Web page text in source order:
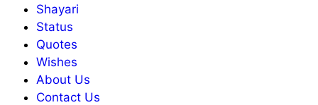
Shayari
Status
Quotes
Wishes
About Us
Contact Us